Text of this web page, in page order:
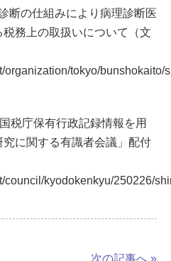
断の仕組みにより病理診断医
務上の取扱いについて（文
organization/tokyo/bunshokaito/
税庁保有行政記録情報を用
に関する有識者会議」配付
council/kyodokenkyu/250226/
次の記事へ »